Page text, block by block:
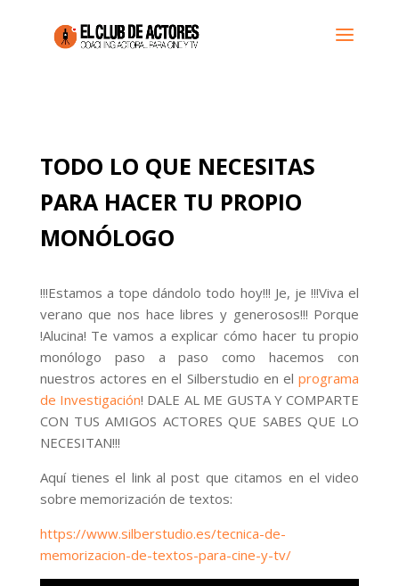
TODO LO QUE NECESITAS
PARA HACER TU PROPIO
MONÓLOGO
!!!Estamos a tope dándolo todo hoy!!! Je, je !!!Viva el
verano que nos hace libres y generosos!!! Porque
!Alucina! Te vamos a explicar cómo hacer tu propio
monólogo paso a paso como hacemos con
nuestros actores en el Silberstudio en elprograma
de Investigación! DALE AL ME GUSTA Y COMPARTE
CON TUS AMIGOS ACTORES QUE SABES QUE LO
NECESITAN!!!
Aquí tienes el link al post que citamos en el video
sobre memorización de textos:
https://www.silberstudio.es/tecnica-de-
memorizacion-de-textos-para-cine-y-tv/